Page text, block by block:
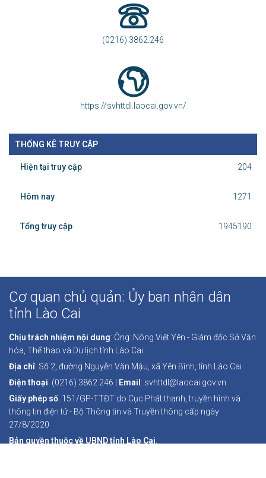
(0216) 3862.246
https://svhttdl.laocai.gov.vn/
THỐNG KÊ TRUY CẬP
Hiện tại truy cập 204
Hôm nay 1271
Tổng truy cập 1945190
Cơ quan chủ quản: Ủy ban nhân dân
tỉnh Lào Cai
Chịu trách nhiệm nội dung: Ông: Nông Việt Yên - Giám đốc Sở Văn
hóa, Thể thao và Du lịch tỉnh Lào Cai
Địa chỉ: Số 2, đường Nguyễn Văn Mậu, xã Yên Bình, tỉnh Lào Cai
Điện thoại: (0216) 3862.246 | Email : svhttdl@laocai.gov.vn
Giấy phép số: 151/GP-TTĐT do Cục Phát thanh, truyền hình và
thông tin điện tử - Bộ Thông tin và Truyền thông cấp ngày
27/8/2020
Bản quyền thuộc về UBND tỉnh Lào Cai.